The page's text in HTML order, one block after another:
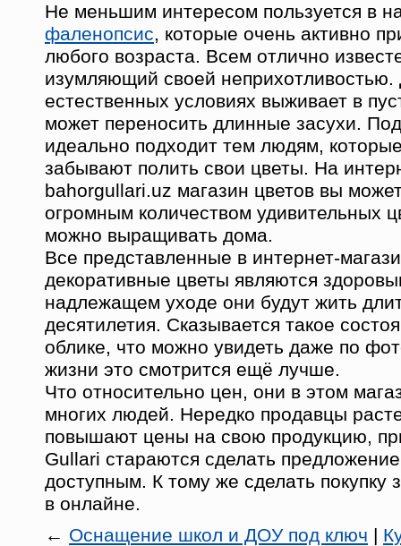
Не меньшим интересом пользуется в
фаленопсис, которые очень активно
любого возраста. Всем отлично
изумляющий своей неприхотливостью.
естественных условиях выживает в
может переносить длинные засухи.
идеально подходит тем людям,
забывают полить свои цветы. На
bahorgullari.uz магазин цветов вы
огромным количеством удивительных
можно выращивать дома.
Все представленные в интернет-
декоративные цветы являются
надлежащем уходе они будут жить
десятилетия. Сказывается такое
облике, что можно увидеть даже по
жизни это смотрится ещё лучше.
Что относительно цен, они в этом
многих людей. Нередко продавцы
повышают цены на свою продукцию,
Gullari стараются сделать
доступным. К тому же сделать покупку
в онлайне.
← Оснащение школ и ДОУ под ключ |